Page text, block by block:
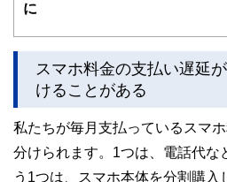
に
スマホ料金の支払い遅延
けることがある
私たちが毎月支払っているスマ
分けられます。1つは、電話代な
う1つは、スマホ本体を分割購入